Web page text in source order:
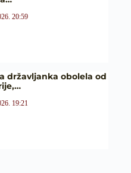
20:59
državljanka obolela od
19:21